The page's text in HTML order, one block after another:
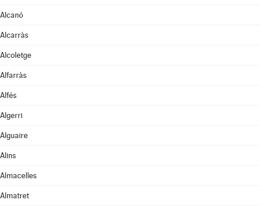
Alcanó
Alcarràs
Alcoletge
Alfarràs
Alfés
Algerri
Alguaire
Alins
Almacelles
Almatret